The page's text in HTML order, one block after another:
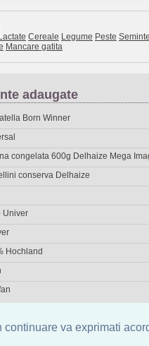
va exprimati
Lactate Cereale Legume Peste Seminte
Mancare gatita
adaugate
Born Winner
congelata 600g Delhaize Mega
conserva Delhaize
Univer
Hochland
|Cautare avansata de alimente |